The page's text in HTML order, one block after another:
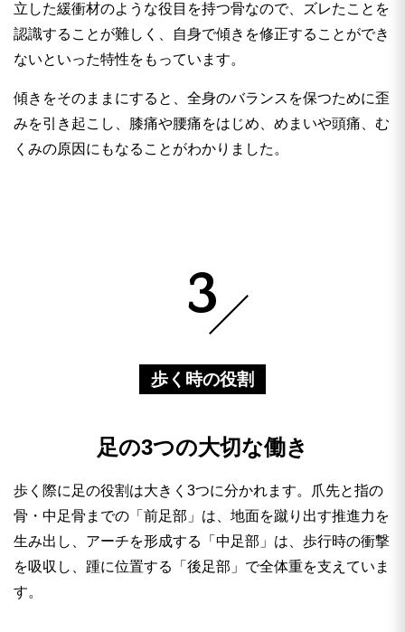
立した緩衝材のような役目を持つ骨なので、ズレたことを
認識することが難しく、自身で傾きを修正することができ
ないといった特性をもっています。
傾きをそのままにすると、全身のバランスを保つために歪
みを引き起こし、膝痛や腰痛をはじめ、めまいや頭痛、む
くみの原因にもなることがわかりました。
3
歩く時の役割
足の3つの大切な働き
歩く際に足の役割は大きく3つに分かれます。爪先と指の
骨・中足骨までの「前足部」は、地面を蹴り出す推進力を
生み出し、アーチを形成する「中足部」は、歩行時の衝撃
を吸収し、踵に位置する「後足部」で全体重を支えていま
す。